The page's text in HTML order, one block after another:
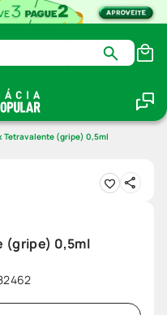
Tetravalente (gripe) 0,5ml
(gripe) 0,5ml